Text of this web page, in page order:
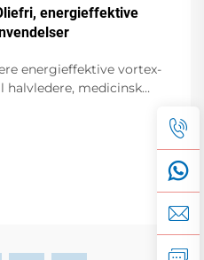
energieffektive
energieffektive vortex-
halvledere, medicinsk